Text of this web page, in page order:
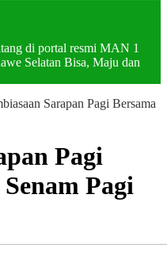
di portal resmi MAN 1
Selatan Bisa, Maju dan
Sarapan Pagi Bersama
Pagi
Pagi